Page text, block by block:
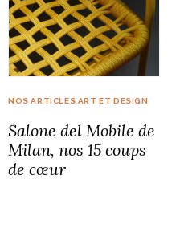
NOS ARTICLES ART ET DESIGN
Salone del Mobile de
Milan, nos 15 coups
de cœur